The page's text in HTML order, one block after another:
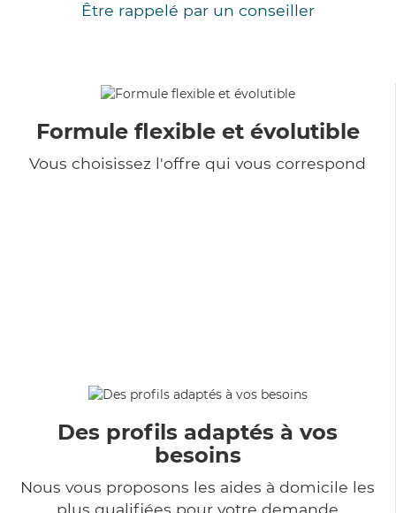
Être rappelé par un conseiller
Formule flexible et évolutible
Vous choisissez l'offre qui vous correspond
Des profils adaptés à vos
besoins
Nous vous proposons les aides à domicile les
plus qualifiées pour votre demande